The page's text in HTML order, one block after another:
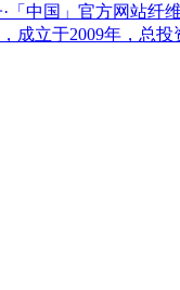
「中国」官方网站纤
成立于2009年，总投